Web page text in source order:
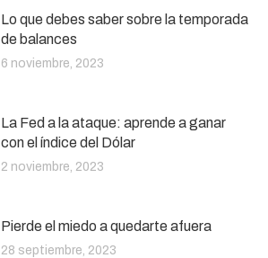
Lo que debes saber sobre la temporada
de balances
6 noviembre, 2023
La Fed a la ataque: aprende a ganar
con el índice del Dólar
2 noviembre, 2023
Pierde el miedo a quedarte afuera
28 septiembre, 2023